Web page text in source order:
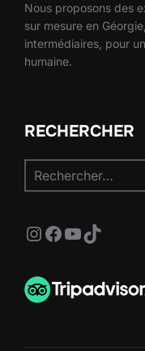
Nous proposons des
sur mesure en
intermédiaires, pour
humaine.
RECHERCHER
pour :
Instagram
Facebook
YouTube
TikTok